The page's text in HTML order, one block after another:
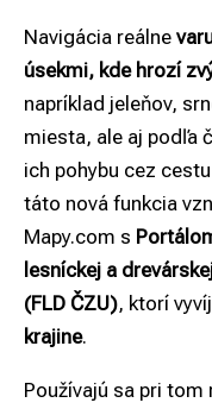
Navigácia reálne
úsekmi, kde hrozí
napríklad jeleňov,
miesta, ale aj podľa
ich pohybu cez
táto nová funkcia
Mapy.com s
lesníckej a
(FLD ČZU), ktorí
krajine.
Používajú sa pri